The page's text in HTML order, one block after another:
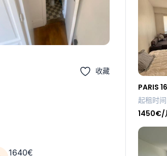
收藏
1640€
PARIS
起租时
1450€/